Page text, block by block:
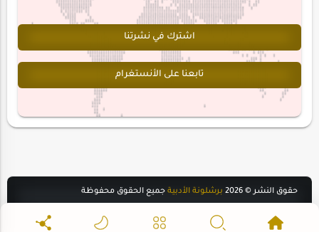
اشترك في نشرتنا
تابعنا على الأنستغرام
حقوق النشر © 2026 برشلونة الأدبية جميع الحقوق محفوظة